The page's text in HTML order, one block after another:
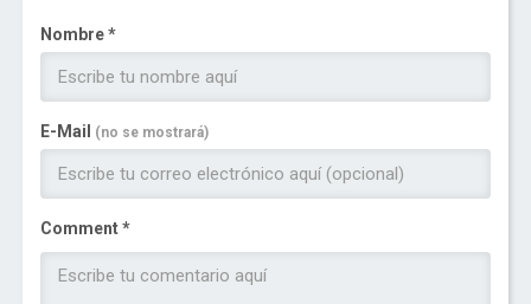
Nombre *
E-Mail (no se mostrará)
Comment *